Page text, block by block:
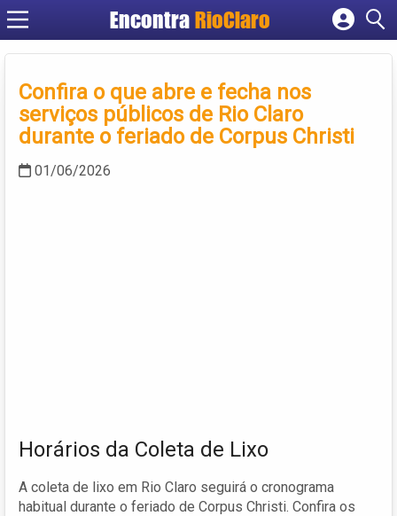
Encontra RioClaro
Cadastrar empresa
Criar conta
Confira o que abre e fecha nos
serviços públicos de Rio Claro
durante o feriado de Corpus Christi
01/06/2026
Horários da Coleta de Lixo
A coleta de lixo em Rio Claro seguirá o cronograma
habitual durante o feriado de Corpus Christi. Confira os